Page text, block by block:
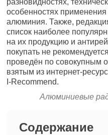
разновидностях,
особенностях
алюминия. Также,
список наиболее
на их продукцию и
покупать не
проведён по совокупным
взятым из интернет-
I-Recommend.
Алюминиевые
Содержание